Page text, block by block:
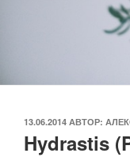
ОПУБЛИКОВАНО
13.06.2014 АВТОР:
Hydrastis